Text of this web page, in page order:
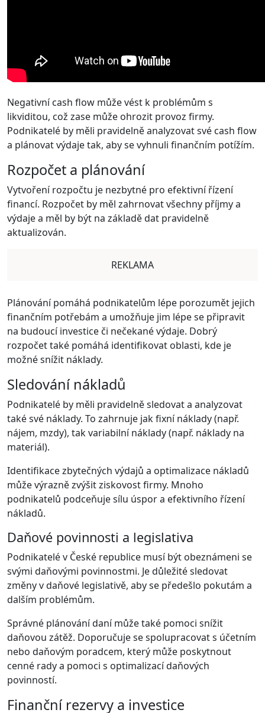
Negativní cash flow může vést k problémům s
likviditou, což zase může ohrozit provoz firmy.
Podnikatelé by měli pravidelně analyzovat své cash flow
a plánovat výdaje tak, aby se vyhnuli finančním potížím.
Rozpočet a plánování
Vytvoření rozpočtu je nezbytné pro efektivní řízení
financí. Rozpočet by měl zahrnovat všechny příjmy a
výdaje a měl by být na základě dat pravidelně
aktualizován.
REKLAMA
Plánování pomáhá podnikatelům lépe porozumět jejich
finančním potřebám a umožňuje jim lépe se připravit
na budoucí investice či nečekané výdaje. Dobrý
rozpočet také pomáhá identifikovat oblasti, kde je
možné snížit náklady.
Sledování nákladů
Podnikatelé by měli pravidelně sledovat a analyzovat
také své náklady. To zahrnuje jak fixní náklady (např.
nájem, mzdy), tak variabilní náklady (např. náklady na
materiál).
Identifikace zbytečných výdajů a optimalizace nákladů
může výrazně zvýšit ziskovost firmy. Mnoho
podnikatelů podceňuje sílu úspor a efektivního řízení
nákladů.
Daňové povinnosti a legislativa
Podnikatelé v České republice musí být obeznámeni se
svými daňovými povinnostmi. Je důležité sledovat
změny v daňové legislativě, aby se předešlo pokutám a
dalším problémům.
Správné plánování daní může také pomoci snížit
daňovou zátěž. Doporučuje se spolupracovat s účetním
nebo daňovým poradcem, který může poskytnout
cenné rady a pomoci s optimalizací daňových
povinností.
Finanční rezervy a investice